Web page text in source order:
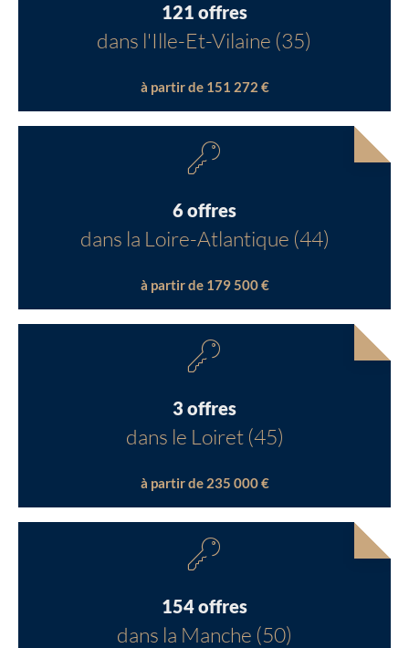
121 offres
dans l'Ille-Et-Vilaine (35)
à partir de 151 272 €
6 offres
dans la Loire-Atlantique (44)
à partir de 179 500 €
3 offres
dans le Loiret (45)
à partir de 235 000 €
154 offres
dans la Manche (50)